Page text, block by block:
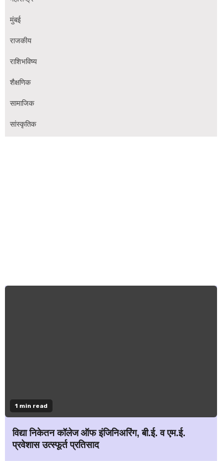
मुंबई
राजकीय
राशिभविष्य
शैक्षणिक
सामाजिक
सांस्कृतिक
1 min read
विद्या निकेतन कॉलेज ऑफ इंजिनिअरिंग, बी.ई. व एम.ई.
प्रवेशास उत्स्फूर्त प्रतिसाद